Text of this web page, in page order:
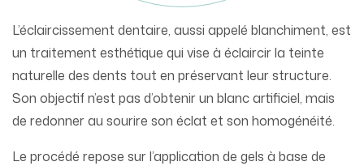
L’éclaircissement dentaire, aussi appelé blanchiment, est
un traitement esthétique qui vise à éclaircir la teinte
naturelle des dents tout en préservant leur structure.
Son objectif n’est pas d’obtenir un blanc artificiel, mais
de redonner au sourire son éclat et son homogénéité.
Le procédé repose sur l’application de gels à base de